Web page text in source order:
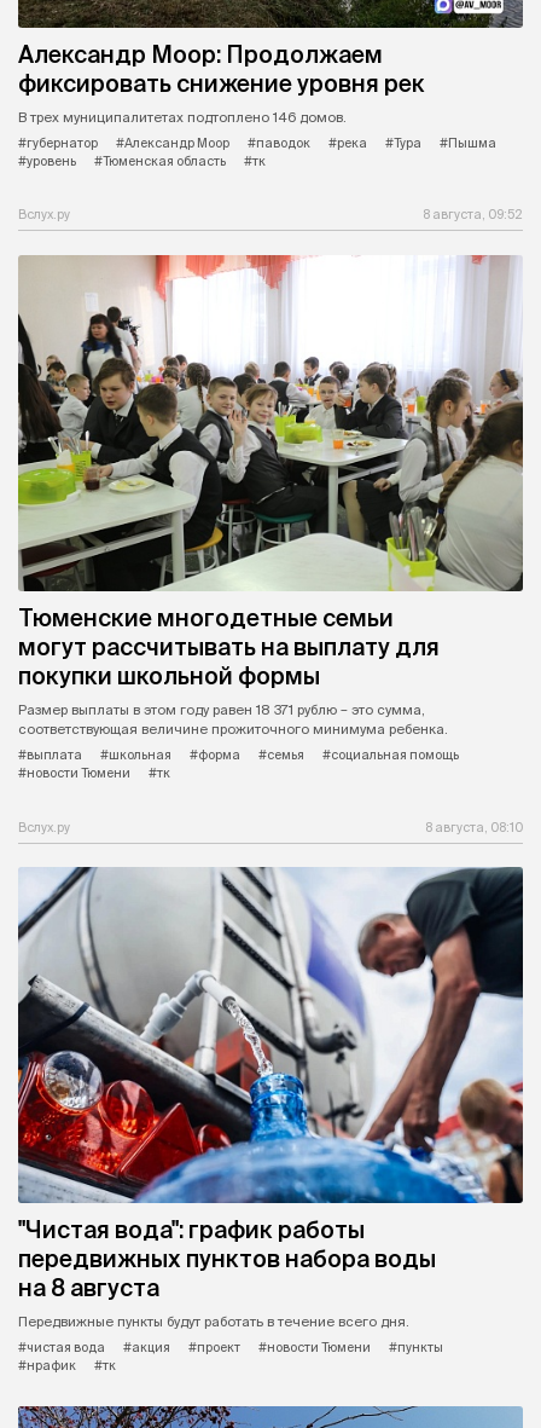
Александр Моор: Продолжаем
фиксировать снижение уровня рек
В трех муниципалитетах подтоплено 146 домов.
#губернатор
#Александр Моор #паводок #река #Тура
#Пышма
#уровень
#Тюменская область #тк
Вслух.ру 8 августа, 09:52
Тюменские многодетные семьи
могут рассчитывать на выплату для
покупки школьной формы
Размер выплаты в этом году равен 18 371 рублю – это сумма,
соответствующая величине прожиточного минимума ребенка.
#выплата
#школьная #форма #семья
#социальная помощь
#новости Тюмени
#тк
Вслух.ру 8 августа, 08:10
"Чистая вода": график работы
передвижных пунктов набора воды
на 8 августа
Передвижные пункты будут работать в течение всего дня.
#чистая вода
#акция #проект #новости Тюмени
#пункты
#нрафик
#тк